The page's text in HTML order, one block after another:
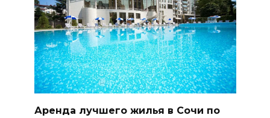
Аренда лучшего жилья в Сочи по